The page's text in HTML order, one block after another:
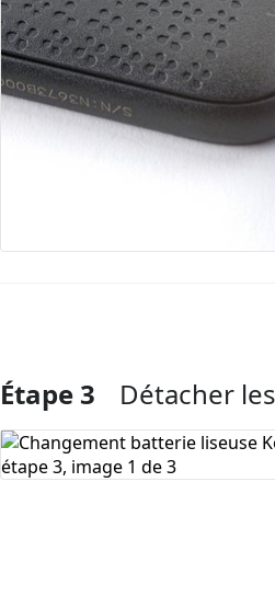
Ajouter un commentaire
Étape 3 Détacher